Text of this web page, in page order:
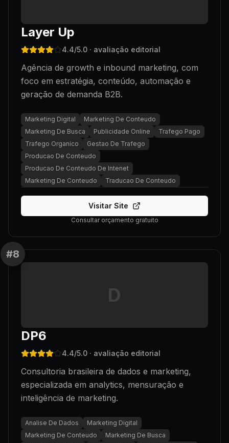
Layer Up
4.4/5.0 · avaliação editorial
Agência de growth e inbound marketing, com
foco em estratégia, conteúdo, automação e
geração de demanda B2B.
Marketing Digital
Marketing De Conteudo
Marketing De Busca
Publicidade Online
Trafego Pago
Trafego Organico
Gestao De Trafego
Producao De Conteudo
Producao De Conteudo De Intenet
Marketing De Conteudo
Traducao De Conteudo
Visitar Site
Consultar orçamento gratuito
#8
D
DP6
4.4/5.0 · avaliação editorial
Consultoria brasileira de dados e marketing,
especializada em analytics, mensuração e
inteligência de marketing.
Analise De Dados
Marketing Digital
Marketing De Conteudo
Marketing De Busca